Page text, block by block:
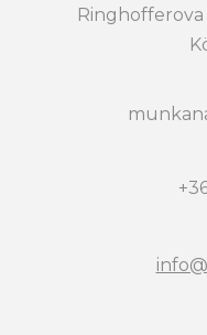
Ringhofferova